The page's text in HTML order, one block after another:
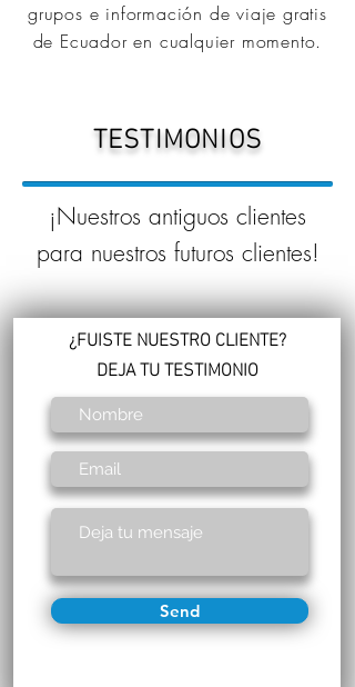
grupos e información de viaje gratis
de Ecuador en cualquier momento.
TESTIMONIOS
¡Nuestros antiguos clientes
para nuestros futuros clientes!
¿FUISTE NUESTRO CLIENTE?
DEJA TU TESTIMONIO
Send